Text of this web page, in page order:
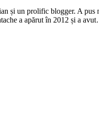
și un prolific blogger. A
a apărut în 2012 și a